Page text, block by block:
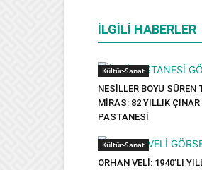
İLGILI HABERLER
Kültür-Sanat
NESİLLER BOYU SÜREN
MİRAS: 82 YILLIK ÇINAR
PASTANESİ
Kültür-Sanat
ORHAN VELİ: 1940’LI